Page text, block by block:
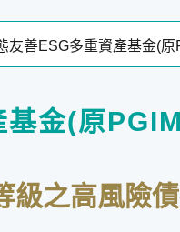
金(原
級之高風險